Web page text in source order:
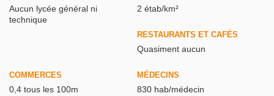
Aucun lycée général ni
technique
2 étab/km²
RESTAURANTS ET CAFÉS
Quasiment aucun
COMMERCES
0,4 tous les 100m
MÉDECINS
830 hab/médecin